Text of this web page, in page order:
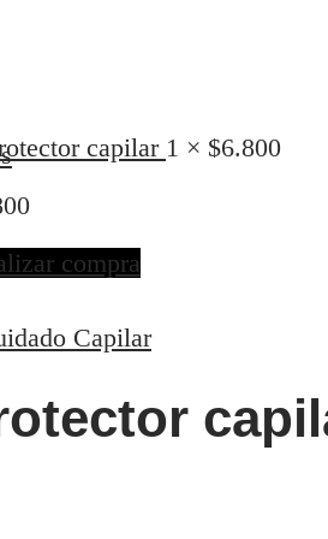
capilar 1 × $6.800
compra
Capilar